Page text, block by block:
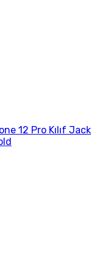
12 Pro Kılıf Jack